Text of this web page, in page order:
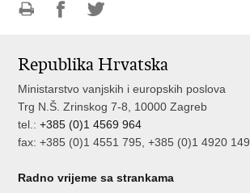
Facebooku
Twitteru
Republika Hrvatska
Ministarstvo vanjskih i europskih poslova
Trg N.Š. Zrinskog 7-8, 10000 Zagreb
tel.:+385 (0)1 4569 964
fax: +385 (0)1 4551 795, +385 (0)1 4920 149
Radno vrijeme sa strankama